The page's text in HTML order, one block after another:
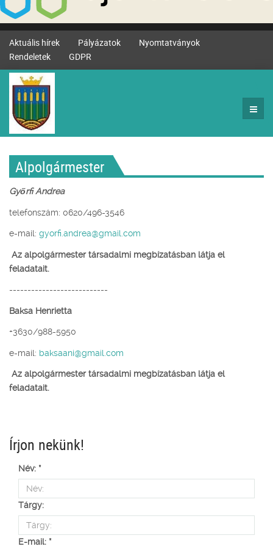
Aktuális hírek Pályázatok
Nyomtatványok
Rendeletek
GDPR
Alpolgármester
Győrfi Andrea
telefonszám: 0620/496-3546
e-mail: gyorfi.andrea@gmail.com
Az alpolgármester társadalmi megbízatásban látja el
feladatait.
---------------------------
Baksa Henrietta
+3630/988-5950
e-mail: baksaani@gmail.com
Az alpolgármester társadalmi megbízatásban látja el
feladatait.
Írjon nekünk!
Név: *
Tárgy:
E-mail: *